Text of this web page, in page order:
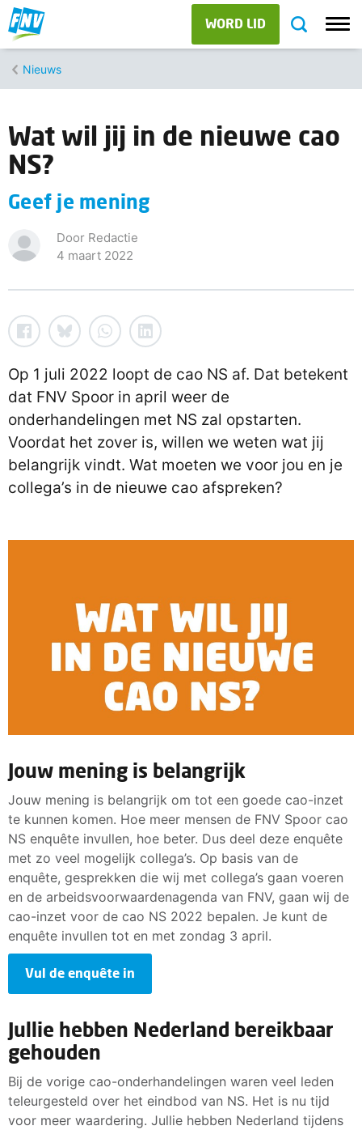
WORD LID
Nieuws
Wat wil jij in de nieuwe cao
NS?
Geef je mening
Door Redactie
4 maart 2022
Op 1 juli 2022 loopt de cao NS af. Dat betekent
dat FNV Spoor in april weer de
onderhandelingen met NS zal opstarten.
Voordat het zover is, willen we weten wat jij
belangrijk vindt. Wat moeten we voor jou en je
collega’s in de nieuwe cao afspreken?
Jouw mening is belangrijk
Jouw mening is belangrijk om tot een goede cao-inzet
te kunnen komen. Hoe meer mensen de FNV Spoor cao
NS enquête invullen, hoe beter. Dus deel deze enquête
met zo veel mogelijk collega’s. Op basis van de
enquête, gesprekken die wij met collega’s gaan voeren
en de arbeidsvoorwaardenagenda van FNV, gaan wij de
cao-inzet voor de cao NS 2022 bepalen. Je kunt de
enquête invullen tot en met zondag 3 april.
Vul de enquête in
Jullie hebben Nederland bereikbaar
gehouden
Bij de vorige cao-onderhandelingen waren veel leden
teleurgesteld over het eindbod van NS. Het is nu tijd
voor meer waardering. Jullie hebben Nederland tijdens